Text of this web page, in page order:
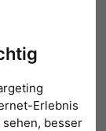
Erlebnis
besser